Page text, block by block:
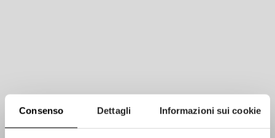
Consenso Dettagli Informazioni sui cookie